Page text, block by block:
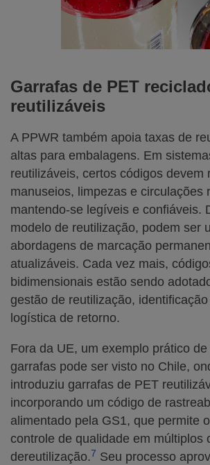
Garrafas de PET
reutilizáveis
A PPWR também apoia taxas de
altas para embalagens. Em
reutilizáveis, certos códigos devem
manuseios, limpezas e circulações
mantendo-se legíveis e confiáveis.
modelo de reutilização, podem ser
abordagens de marcação
atualizáveis. Cada vez mais,
bidimensionais estão sendo
gestão de reutilização,
logística de retorno.
Fora da UE, um exemplo prático
garrafas pode ser visto no Chile,
introduziu garrafas de PET
incorporando um código de
alimentado pela GS1, que permite
controle de qualidade em múltiplos
dereutilização.7 Seu processo